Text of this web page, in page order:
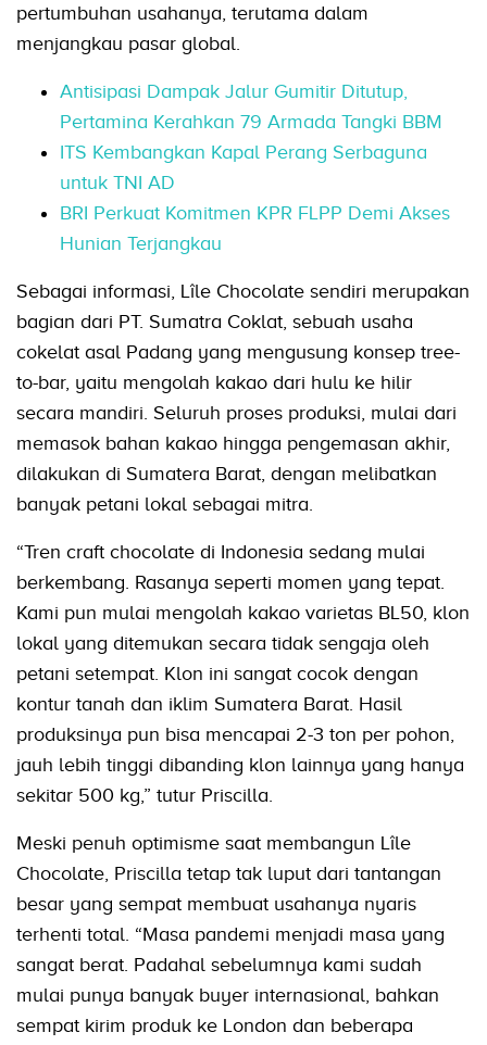
pertumbuhan usahanya, terutama dalam
menjangkau pasar global.
Antisipasi Dampak Jalur Gumitir Ditutup,
Pertamina Kerahkan 79 Armada Tangki BBM
ITS Kembangkan Kapal Perang Serbaguna
untuk TNI AD
BRI Perkuat Komitmen KPR FLPP Demi Akses
Hunian Terjangkau
Sebagai informasi, Lîle Chocolate sendiri merupakan
bagian dari PT. Sumatra Coklat, sebuah usaha
cokelat asal Padang yang mengusung konsep tree-
to-bar, yaitu mengolah kakao dari hulu ke hilir
secara mandiri. Seluruh proses produksi, mulai dari
memasok bahan kakao hingga pengemasan akhir,
dilakukan di Sumatera Barat, dengan melibatkan
banyak petani lokal sebagai mitra.
“Tren craft chocolate di Indonesia sedang mulai
berkembang. Rasanya seperti momen yang tepat.
Kami pun mulai mengolah kakao varietas BL50, klon
lokal yang ditemukan secara tidak sengaja oleh
petani setempat. Klon ini sangat cocok dengan
kontur tanah dan iklim Sumatera Barat. Hasil
produksinya pun bisa mencapai 2-3 ton per pohon,
jauh lebih tinggi dibanding klon lainnya yang hanya
sekitar 500 kg,” tutur Priscilla.
Meski penuh optimisme saat membangun Lîle
Chocolate, Priscilla tetap tak luput dari tantangan
besar yang sempat membuat usahanya nyaris
terhenti total. “Masa pandemi menjadi masa yang
sangat berat. Padahal sebelumnya kami sudah
mulai punya banyak buyer internasional, bahkan
sempat kirim produk ke London dan beberapa